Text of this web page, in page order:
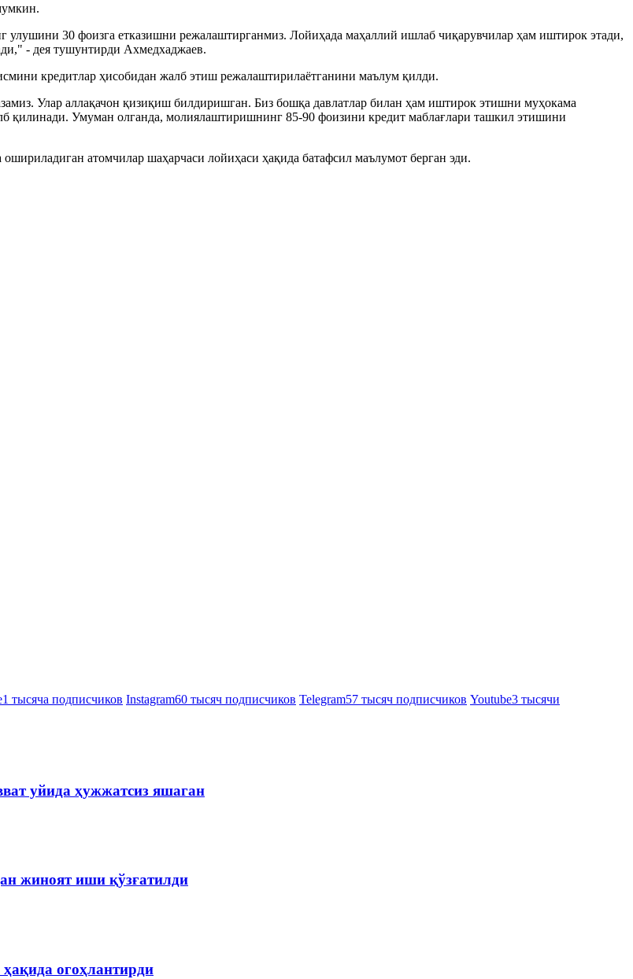
30 фоизга етказишни режалаштирганмиз. Лойиҳада маҳаллий ишлаб чиқарувчилар ҳам иштирок этади,
- дея тушунтирди Ахмедхаджаев.
кредитлар ҳисобидан жалб этиш режалаштирилаётганини маълум қилди.
Улар аллақачон қизиқиш билдиришган. Биз бошқа давлатлар билан ҳам иштирок этишни муҳокама
Умуман олганда, молиялаштиришнинг 85-90 фоизини кредит маблағлари ташкил этишини
атомчилар шаҳарчаси лойиҳаси ҳақида батафсил маълумот берган эди.
1 тысяча подписчиков Instagram60 тысяч подписчиков Telegram57 тысяч подписчиков Youtube3 тысячи
уйида ҳужжатсиз яшаган
жиноят иши қўзғатилди
огоҳлантирди